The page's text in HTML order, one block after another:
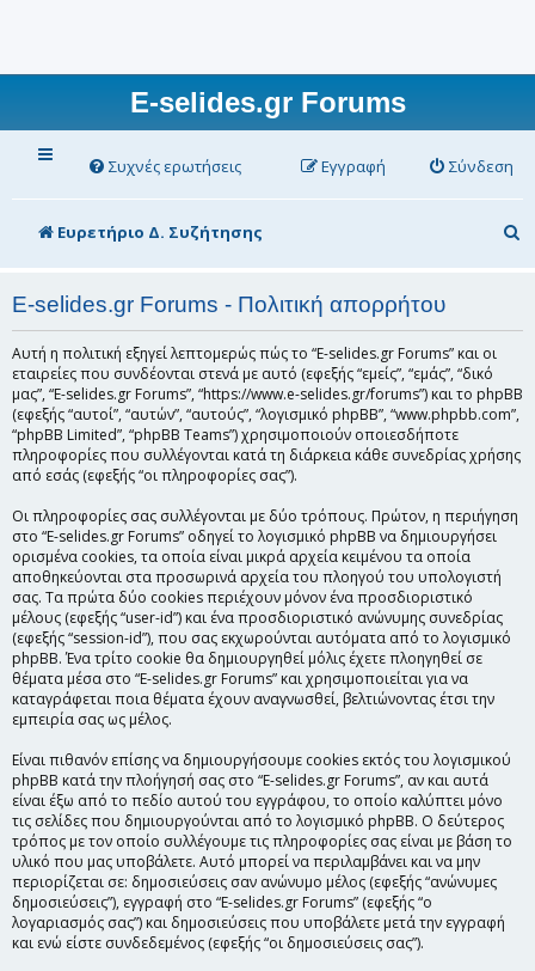
E-selides.gr Forums
Συχνές ερωτήσεις Σύνδεση
Εγγραφή
Ευρετήριο Δ. Συζήτησης
ν
ζ
E-selides.gr Forums - Πολιτική απορρήτου
Αυτή η πολιτική εξηγεί λεπτομερώς πώς το “E-selides.gr Forums” και οι
εταιρείες που συνδέονται στενά με αυτό (εφεξής “εμείς”, “εμάς”, “δικό
μας”, “E-selides.gr Forums”, “https://www.e-selides.gr/forums”) και το phpBB
(εφεξής “αυτοί”, “αυτών”, “αυτούς”, “λογισμικό phpBB”, “www.phpbb.com”,
“phpBB Limited”, “phpBB Teams”) χρησιμοποιούν οποιεσδήποτε
πληροφορίες που συλλέγονται κατά τη διάρκεια κάθε συνεδρίας χρήσης
από εσάς (εφεξής “οι πληροφορίες σας”).
Οι πληροφορίες σας συλλέγονται με δύο τρόπους. Πρώτον, η περιήγηση
στο “E-selides.gr Forums” οδηγεί το λογισμικό phpBB να δημιουργήσει
ορισμένα cookies, τα οποία είναι μικρά αρχεία κειμένου τα οποία
αποθηκεύονται στα προσωρινά αρχεία του πλοηγού του υπολογιστή
σας. Τα πρώτα δύο cookies περιέχουν μόνον ένα προσδιοριστικό
μέλους (εφεξής “user-id”) και ένα προσδιοριστικό ανώνυμης συνεδρίας
(εφεξής “session-id”), που σας εκχωρούνται αυτόματα από το λογισμικό
phpBB. Ένα τρίτο cookie θα δημιουργηθεί μόλις έχετε πλοηγηθεί σε
θέματα μέσα στο “E-selides.gr Forums” και χρησιμοποιείται για να
καταγράφεται ποια θέματα έχουν αναγνωσθεί, βελτιώνοντας έτσι την
εμπειρία σας ως μέλος.
Είναι πιθανόν επίσης να δημιουργήσουμε cookies εκτός του λογισμικού
phpBB κατά την πλοήγησή σας στο “E-selides.gr Forums”, αν και αυτά
είναι έξω από το πεδίο αυτού του εγγράφου, το οποίο καλύπτει μόνο
τις σελίδες που δημιουργούνται από το λογισμικό phpBB. Ο δεύτερος
τρόπος με τον οποίο συλλέγουμε τις πληροφορίες σας είναι με βάση το
υλικό που μας υποβάλετε. Αυτό μπορεί να περιλαμβάνει και να μην
περιορίζεται σε: δημοσιεύσεις σαν ανώνυμο μέλος (εφεξής “ανώνυμες
δημοσιεύσεις”), εγγραφή στο “E-selides.gr Forums” (εφεξής “ο
λογαριασμός σας”) και δημοσιεύσεις που υποβάλετε μετά την εγγραφή
και ενώ είστε συνδεδεμένος (εφεξής “οι δημοσιεύσεις σας”).